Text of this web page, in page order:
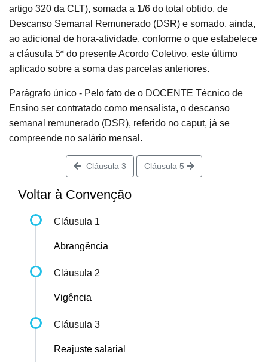
artigo 320 da CLT), somada a 1/6 do total obtido, de
Descanso Semanal Remunerado (DSR) e somado, ainda,
ao adicional de hora-atividade, conforme o que estabelece
a cláusula 5ª do presente Acordo Coletivo, este último
aplicado sobre a soma das parcelas anteriores.
Parágrafo único - Pelo fato de o DOCENTE Técnico de
Ensino ser contratado como mensalista, o descanso
semanal remunerado (DSR), referido no caput, já se
compreende no salário mensal.
Cláusula 3 Cláusula 5
Voltar à Convenção
Cláusula 1
Abrangência
Cláusula 2
Vigência
Cláusula 3
Reajuste salarial